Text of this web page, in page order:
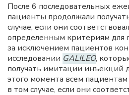
После 6 последовательных
пациенты продолжали
случае, если они
определенным критериям для
за исключением пациентов
исследовании GALILEO,
получать имитации инъекций
этого момента всем
в том случае, если они